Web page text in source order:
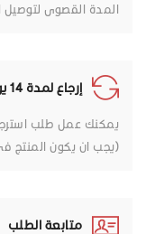
المدة القصوى لتوصيل الطلب
إرجاع لمدة 14 يومًا
(يجب ان يكون المنتج في
متابعة الطلب